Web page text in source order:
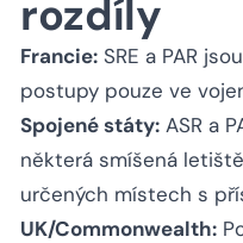
rozdíly
Francie: SRE a PAR
postupy pouze ve
Spojené státy: ASR a
některá smíšená
určených místech s
UK/Commonwealth: